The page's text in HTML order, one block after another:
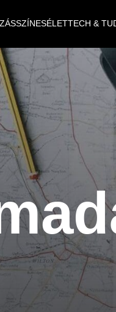
SZÍNESÉLETTECH &